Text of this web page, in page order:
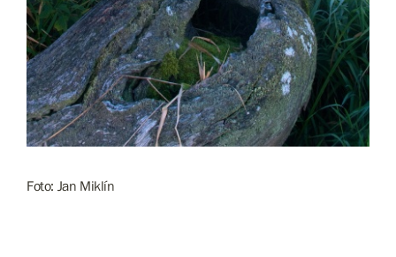
Foto: Jan Miklín